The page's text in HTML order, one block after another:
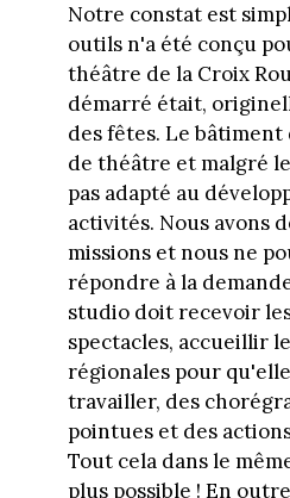
Notre constat est
outils n'a été conçu
théâtre de la Croix
démarré était,
des fêtes. Le
de théâtre et malgré
pas adapté au
activités. Nous avons
missions et nous ne
répondre à la
studio doit recevoir
spectacles, accueillir
régionales pour
travailler, des
pointues et des
Tout cela dans le
plus possible ! En